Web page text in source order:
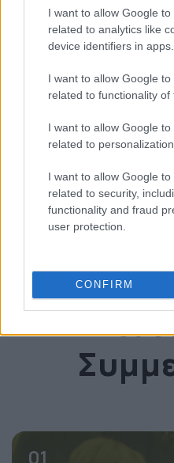
I want to allow Google
related to analytics like
device identifiers in apps.
I want to allow Google
related to functionality of
I want to allow Google
related to personalization.
I want to allow Google
related to security,
functionality and fraud
user protection.
CONFIRM
Δείτε το